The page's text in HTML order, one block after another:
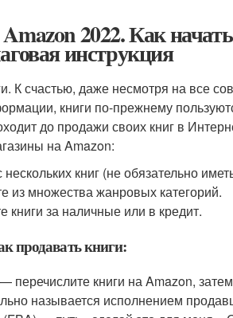
2022. Как
инструкция
К счастью, даже несмотря на все
книги по-прежнему
до продажи своих книг в
на Amazon:
книг (не обязательно
из множества жанровых категорий.
книги за наличные или в кредит.
продавать книги:
перечислите книги на Amazon,
называется исполнением